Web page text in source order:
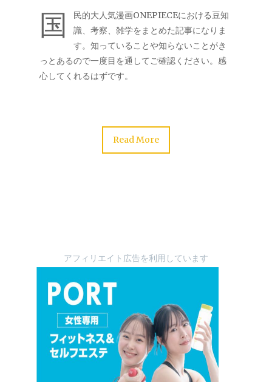
国
民的大人気漫画ONEPIECEにおける豆知
識、考察、雑学をまとめた記事になりま
す。知っていることや知らないことがき
っとあるので一度目を通してご確認ください。感
心してくれるはずです。
Read More
アフィリエイト広告を利用しています